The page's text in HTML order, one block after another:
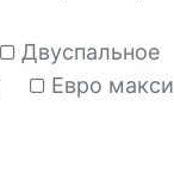
Двуспальное
Евро макси